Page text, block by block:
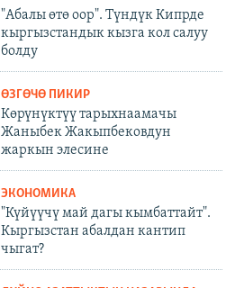
"Абалы өтө оор". Түндүк Кипрде
кыргызстандык кызга кол салуу
болду
ӨЗГӨЧӨ ПИКИР
Көрүнүктүү тарыхнаамачы
Жаныбек Жакыпбековдун
жаркын элесине
ЭКОНОМИКА
"Күйүүчү май дагы кымбаттайт".
Кыргызстан абалдан кантип
чыгат?